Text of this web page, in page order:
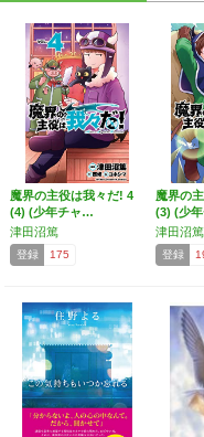
魔界の主役は我々だ! 4
(4) (少年チャ…
津田沼篤
登録 175
魔界の
(3) (少
津田沼篤
登録